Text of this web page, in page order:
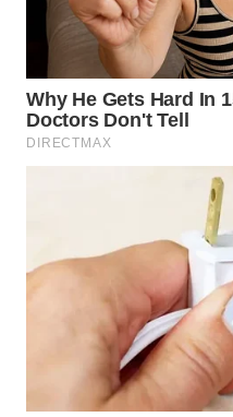
biológicas estudadas
para compreender de
transformações
desenvolvimento
criaturas terrestres e
evolução dos artrópodes:
Aranhas modernas e
Escorpiões com
especializados;
Organismos fósseis